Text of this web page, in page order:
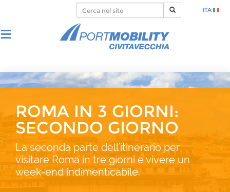
ITA
ROMA IN 3 GIORNI:
SECONDO GIORNO
La seconda parte dell'itinerario per
visitare Roma in tre giorni e vivere un
week-end indimenticabile.